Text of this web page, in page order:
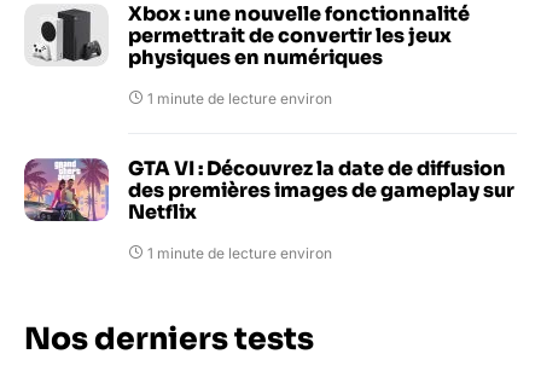
Xbox : une nouvelle fonctionnalité
permettrait de convertir les jeux
physiques en numériques
1 minute de lecture environ
GTA VI : Découvrez la date de diffusion
des premières images de gameplay sur
Netflix
1 minute de lecture environ
Nos derniers tests